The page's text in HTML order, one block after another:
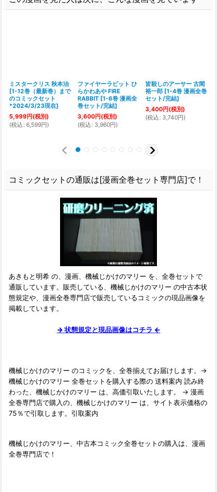
ミスタークリス 秋本治
[1-12巻（最新巻）まで
のコミックセット
*2024/3/23現在]
5,999円(税別)
(税込 : 6,599円)
ファイヤーラビット ひ
らかわあや FIRE
RABBIT [1-6巻 漫画全
巻セット/完結]
3,600円(税別)
(税込 : 3,960円)
皆殺しのアーサー 古閑
裕一郎 [1-4巻 漫画全巻
セット/完結]
3,400円(税別)
(税込 : 3,740円)
コミックセットの通販は[漫画全巻セット専門店]で！
あきもと明希 の、漫画、機械じかけのマリー を、全巻セットで
通販しています。販売している、機械じかけのマリー の中古本状
態規定や、漫画全巻専門店で販売しているコミックの現品画像を
掲載しています。
→ 状態規定と現品画像はコチラ ←
機械じかけのマリー のコミックを、全巻揃えてお届けします。→
機械じかけのマリー 全巻セットを購入する際の 送料案内 読み終
わった、機械じかけのマリー は、高価引取いたします。 → 漫画
全巻専門店で購入の、機械じかけのマリー は、サイト表示価格の
75％で引取します。引取案内
機械じかけのマリー、中古本コミック全巻セットの購入は、漫画
全巻専門店で！